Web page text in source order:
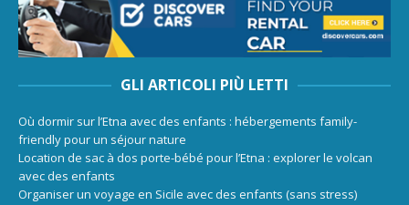
GLI ARTICOLI PIÙ LETTI
Où dormir sur l’Etna avec des enfants : hébergements family-
friendly pour un séjour nature
Location de sac à dos porte-bébé pour l’Etna : explorer le volcan
avec des enfants
Organiser un voyage en Sicile avec des enfants (sans stress)